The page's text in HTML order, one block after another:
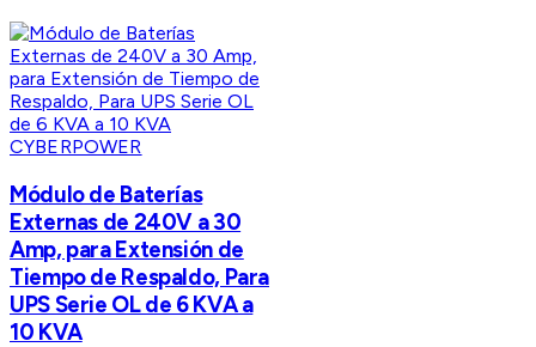
CYBERPOWER
Módulo de Baterías
Externas de 240V a 30
Amp, para Extensión de
Tiempo de Respaldo, Para
UPS Serie OL de 6 KVA a
10 KVA